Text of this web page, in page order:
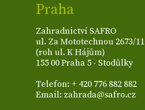
Praha
Zahradnictví SAFRO
ul. Za Mototechnou 2673/11
(roh ul. K Hájům)
155 00 Praha 5 - Stodůlky
Telefon: + 420 776 882 882
Email: zahrada@safro.cz